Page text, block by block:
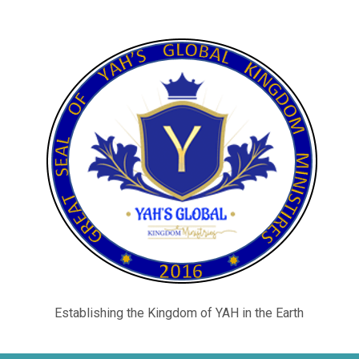
Establishing the Kingdom of YAH in the Earth